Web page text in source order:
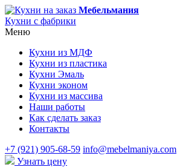
Мебельмания
Кухни с фабрики
Меню
Кухни из МДФ
Кухни из пластика
Кухни Эмаль
Кухни эконом
Кухни из массива
Наши работы
Как сделать заказ
Контакты
+7 (921) 905-68-59 info@mebelmaniya.com
Узнать цену